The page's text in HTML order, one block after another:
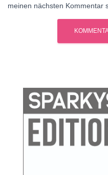
meinen nächsten Kommentar